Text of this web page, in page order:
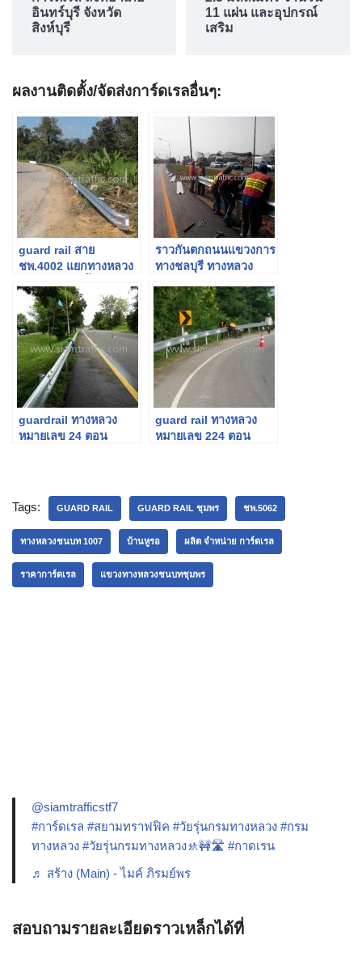
อินทร์บุรี จังหวัด
สิงห์บุรี
11 แผ่น และอุปกรณ์
เสริม
ผลงานติดตั้ง/จัดส่งการ์ดเรลอื่นๆ:
guard rail สาย
ชพ.4002 แยกทางหลวง
จังหวัดชุมพร
ราวกันตกถนนแขวงการ
ทางชลบุรี ทางหลวง
3,384 ม.
guardrail ทางหลวง
หมายเลข 24 ตอน
guard rail ทางหลวง
หมายเลข 224 ตอน
Tags: GUARD RAIL GUARD RAIL ชุมพร ชพ.5062
ทางหลวงชนบท 1007 บ้านหูรอ ผลิต จำหน่าย การ์ดเรล
ราคาการ์ดเรล แขวงทางหลวงชนบทชุมพร
@siamtrafficstf7
#การ์ดเรล #สยามทราฟฟิค #วัยรุ่นกรมทางหลวง #กรม
ทางหลวง #วัยรุ่นกรมทางหลวง🚸🚧🛣️ #กาดเรน
♬ สร้าง (Main) - ไมค์ ภิรมย์พร
สอบถามรายละเอียดราวเหล็กได้ที่